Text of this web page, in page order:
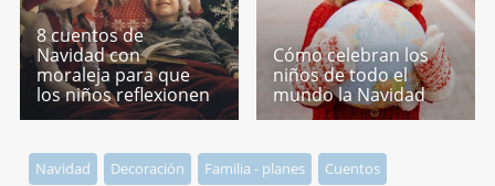
8 cuentos de
Navidad con
moraleja para que
los niños reflexionen
Cómo celebran los
niños de todo el
mundo la Navidad
Navidad Decoración Familia - planes Cuentos